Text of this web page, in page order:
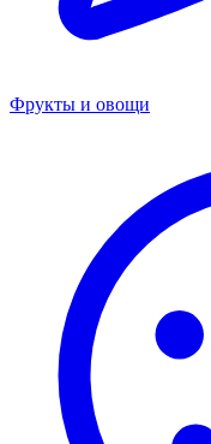
Фрукты и овощи